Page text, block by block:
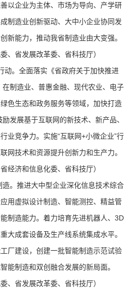
以企业为主体、市场为导向、产学研
制造业创新驱动、大中小企业协同发
新能力，推动我省制造业由大变强。
、省发展改革委、省科技厅）
动。全面落实《省政府关于加快推进
在制造业、普惠金融、现代农业、电子
色生态和政务服务等领域，加快打造
发展基于互联网的新技术、新产品、
业竞争力。实施“互联网+小微企业”行
网技术和资源提升创新力和生产力。
经济和信息化委、省科技厅）
造。推进大中型企业深化信息技术综合
用虚拟设计制造、智能测控、精益管
制造能力。着力培育先进机器人、3D
大成套设备及生产线系统集成水平。
厂建设，创建一批智能制造示范试验
能制造和双创融合发展的新局面。
、省发展改革委、省科技厅）